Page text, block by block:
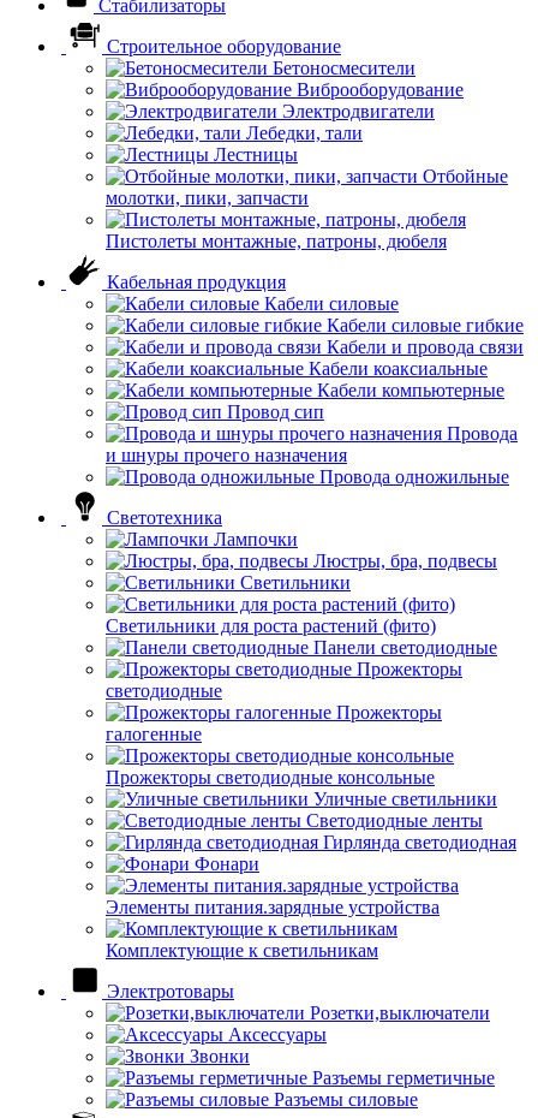
Стабилизаторы
Строительное оборудование
Бетоносмесители
Виброоборудование
Электродвигатели
Лебедки, тали
Лестницы
Отбойные
молотки, пики, запчасти
Пистолеты монтажные, патроны, дюбеля
Кабельная продукция
Кабели силовые
Кабели силовые гибкие
Кабели и провода связи
Кабели коаксиальные
Кабели компьютерные
Провод сип
Провода
и шнуры прочего назначения
Провода одножильные
Светотехника
Лампочки
Люстры, бра, подвесы
Светильники
Светильники для роста растений (фито)
Панели светодиодные
Прожекторы
светодиодные
Прожекторы
галогенные
Прожекторы светодиодные консольные
Уличные светильники
Светодиодные ленты
Гирлянда светодиодная
Фонари
Элементы питания.зарядные устройства
Комплектующие к светильникам
Электротовары
Розетки,выключатели
Аксессуары
Звонки
Разъемы герметичные
Разъемы силовые